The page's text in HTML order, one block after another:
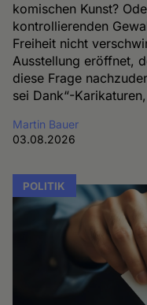
komischen Kunst?
kontrollierenden
Freiheit nicht
Ausstellung eröffnet,
diese Frage
sei Dank“-
Martin Bauer
03.08.2026
POLITIK